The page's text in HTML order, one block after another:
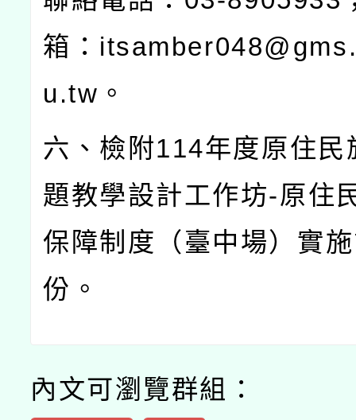
箱：
u.tw 。
六、檢附114年度原住民
題教學設計工作坊-原住
保障制度（臺中場）實
份。
內文可瀏覽群組：